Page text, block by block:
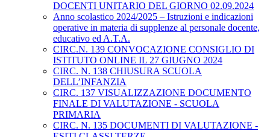
DOCENTI UNITARIO DEL GIORNO 02.09.2024
Anno scolastico 2024/2025 – Istruzioni e indicazioni
operative in materia di supplenze al personale docente,
educativo ed A.T.A.
CIRC.N. 139 CONVOCAZIONE CONSIGLIO DI
ISTITUTO ONLINE IL 27 GIUGNO 2024
CIRC. N. 138 CHIUSURA SCUOLA
DELL’INFANZIA
CIRC. 137 VISUALIZZAZIONE DOCUMENTO
FINALE DI VALUTAZIONE - SCUOLA
PRIMARIA
CIRC. N. 135 DOCUMENTI DI VALUTAZIONE -